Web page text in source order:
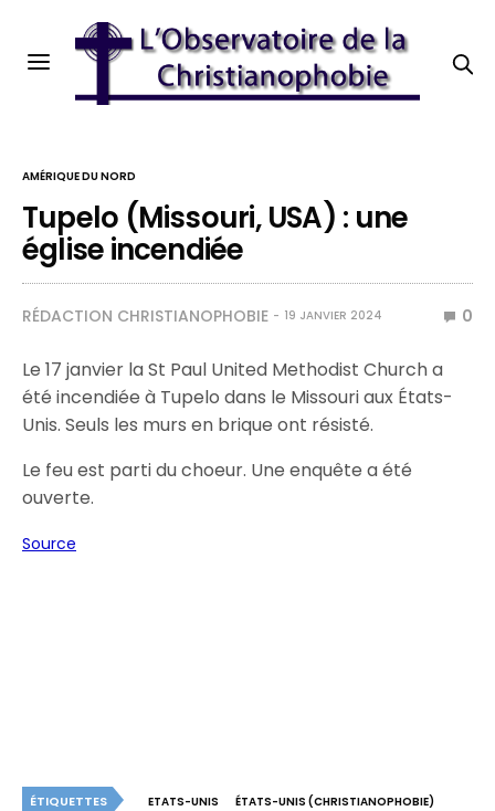
AMÉRIQUE DU NORD
Tupelo (Missouri, USA) : une
église incendiée
RÉDACTION CHRISTIANOPHOBIE 19 JANVIER 2024 0
Le 17 janvier la St Paul United Methodist Church a
été incendiée à Tupelo dans le Missouri aux États-
Unis. Seuls les murs en brique ont résisté.
Le feu est parti du choeur. Une enquête a été
ouverte.
Source
ÉTIQUETTES ETATS-UNIS
ÉTATS-UNIS (CHRISTIANOPHOBIE)